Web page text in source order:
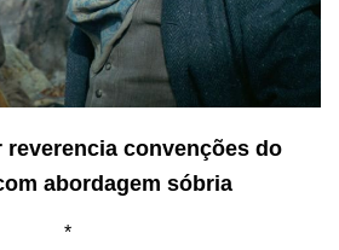
reverencia convenções do
abordagem sóbria
*